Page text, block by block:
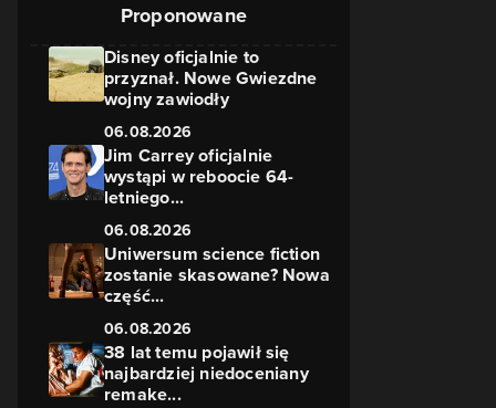
Proponowane
Disney oficjalnie to
przyznał. Nowe Gwiezdne
wojny zawiodły
06.08.2026
Jim Carrey oficjalnie
wystąpi w reboocie 64-
letniego...
06.08.2026
Uniwersum science fiction
zostanie skasowane? Nowa
część...
06.08.2026
38 lat temu pojawił się
najbardziej niedoceniany
remake...